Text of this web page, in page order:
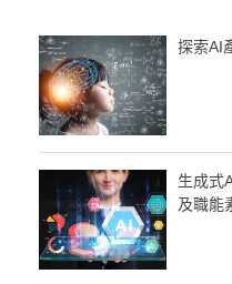
探索AI
生成式
及職能